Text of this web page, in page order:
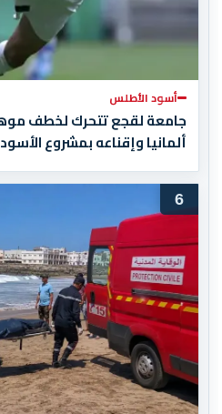
أسود الأطلس
جامعة لقجع تتحرك لخطف
ألمانيا وإقناعه بمشروع الأسود
6